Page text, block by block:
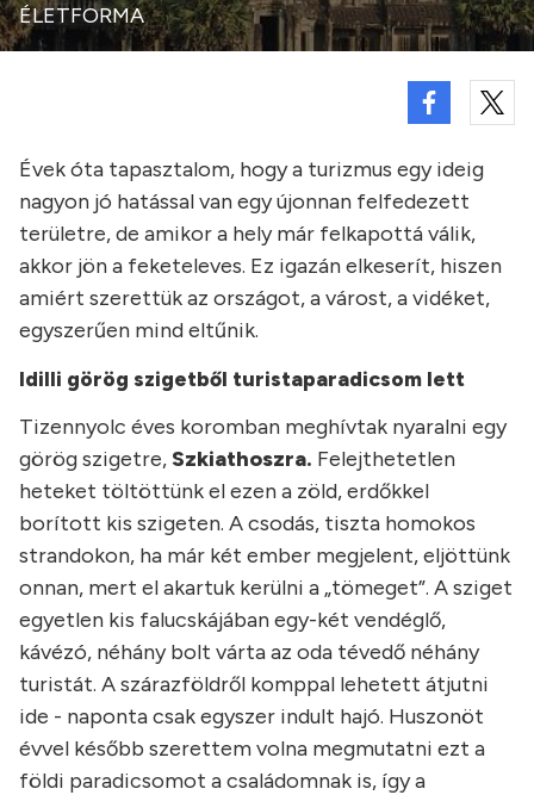
ÉLETFORMA
Évek óta tapasztalom, hogy a turizmus egy ideig
nagyon jó hatással van egy újonnan felfedezett
területre, de amikor a hely már felkapottá válik,
akkor jön a feketeleves. Ez igazán elkeserít, hiszen
amiért szerettük az országot, a várost, a vidéket,
egyszerűen mind eltűnik.
Idilli görög szigetből turistaparadicsom lett
Tizennyolc éves koromban meghívtak nyaralni egy
görög szigetre,Szkiathoszra. Felejthetetlen
heteket töltöttünk el ezen a zöld, erdőkkel
borított kis szigeten. A csodás, tiszta homokos
strandokon, ha már két ember megjelent, eljöttünk
onnan, mert el akartuk kerülni a „tömeget”. A sziget
egyetlen kis falucskájában egy-két vendéglő,
kávézó, néhány bolt várta az oda tévedő néhány
turistát. A szárazföldről komppal lehetett átjutni
ide - naponta csak egyszer indult hajó. Huszonöt
évvel később szerettem volna megmutatni ezt a
földi paradicsomot a családomnak is, így a